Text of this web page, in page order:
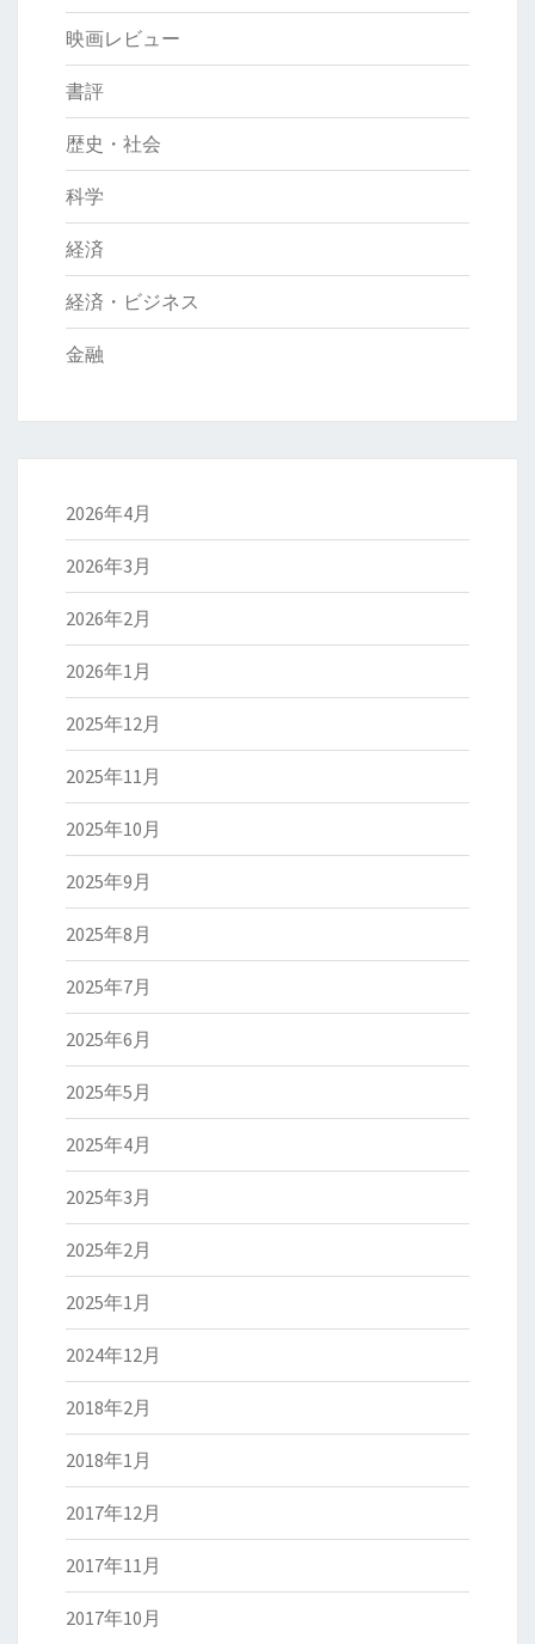
映画レビュー
書評
歴史・社会
科学
経済
経済・ビジネス
金融
2026年4月
2026年3月
2026年2月
2026年1月
2025年12月
2025年11月
2025年10月
2025年9月
2025年8月
2025年7月
2025年6月
2025年5月
2025年4月
2025年3月
2025年2月
2025年1月
2024年12月
2018年2月
2018年1月
2017年12月
2017年11月
2017年10月